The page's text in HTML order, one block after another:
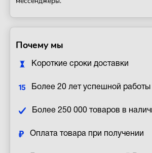
Почему мы
Короткие сроки доставки
Более 20 лет успешной работы
Более 250 000 товаров в
Оплата товара при получении